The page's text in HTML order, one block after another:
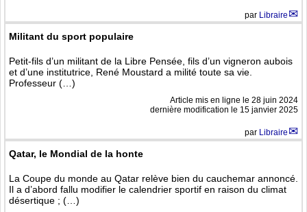
par Libraire
Militant du sport populaire
Petit-fils d’un militant de la Libre Pensée, fils d’un vigneron aubois
et d’une institutrice, René Moustard a milité toute sa vie.
Professeur (…)
Article mis en ligne le 28 juin 2024
dernière modification le 15 janvier 2025
par Libraire
Qatar, le Mondial de la honte
La Coupe du monde au Qatar relève bien du cauchemar annoncé.
Il a d’abord fallu modifier le calendrier sportif en raison du climat
désertique ; (…)